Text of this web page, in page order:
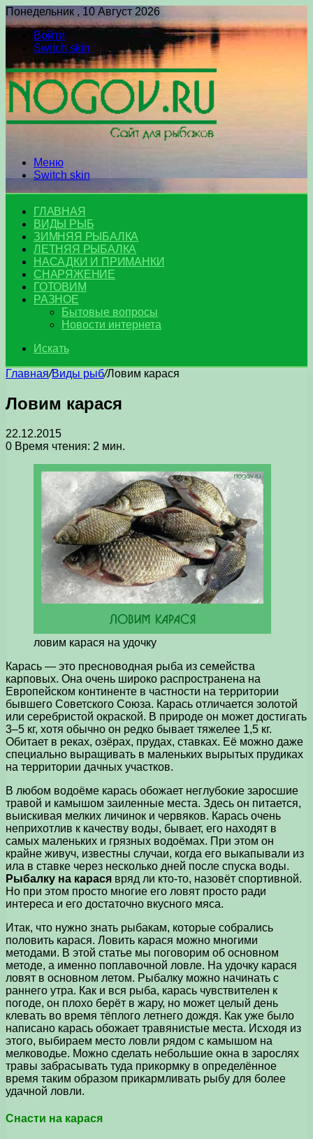
Понедельник , 10 Август 2026
Войти
Switch skin
Меню
Switch skin
ГЛАВНАЯ
ВИДЫ РЫБ
ЗИМНЯЯ РЫБАЛКА
ЛЕТНЯЯ РЫБАЛКА
НАСАДКИ И ПРИМАНКИ
СНАРЯЖЕНИЕ
ГОТОВИМ
РАЗНОЕ
Бытовые вопросы
Новости интернета
Искать
Главная/Виды рыб/Ловим карася
Ловим карася
22.12.2015
0 Время чтения: 2 мин.
ловим карася на удочку
Карась — это пресноводная рыба из семейства
карповых. Она очень широко распространена на
Европейском континенте в частности на территории
бывшего Советского Союза. Карась отличается золотой
или серебристой окраской. В природе он может достигать
3–5 кг, хотя обычно он редко бывает тяжелее 1,5 кг.
Обитает в реках, озёрах, прудах, ставках. Её можно даже
специально выращивать в маленьких вырытых прудиках
на территории дачных участков.
В любом водоёме карась обожает неглубокие заросшие
травой и камышом заиленные места. Здесь он питается,
выискивая мелких личинок и червяков. Карась очень
неприхотлив к качеству воды, бывает, его находят в
самых маленьких и грязных водоёмах. При этом он
крайне живуч, известны случаи, когда его выкапывали из
ила в ставке через несколько дней после спуска воды.
Рыбалку на карася вряд ли кто-то, назовёт спортивной.
Но при этом просто многие его ловят просто ради
интереса и его достаточно вкусного мяса.
Итак, что нужно знать рыбакам, которые собрались
половить карася. Ловить карася можно многими
методами. В этой статье мы поговорим об основном
методе, а именно поплавочной ловле. На удочку карася
ловят в основном летом. Рыбалку можно начинать с
раннего утра. Как и вся рыба, карась чувствителен к
погоде, он плохо берёт в жару, но может целый день
клевать во время тёплого летнего дождя. Как уже было
написано карась обожает травянистые места. Исходя из
этого, выбираем место ловли рядом с камышом на
мелководье. Можно сделать небольшие окна в зарослях
травы забрасывать туда прикормку в определённое
время таким образом прикармливать рыбу для более
удачной ловли.
Снасти на карася